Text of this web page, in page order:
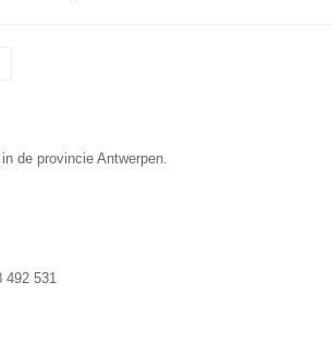
de provincie Antwerpen.
492 531